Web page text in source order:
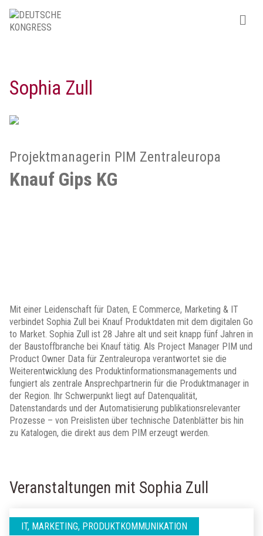
Sophia Zull
Projektmanagerin PIM Zentraleuropa
Knauf Gips KG
Mit einer Leidenschaft für Daten, E Commerce, Marketing & IT
verbindet Sophia Zull bei Knauf Produktdaten mit dem digitalen Go
to Market. Sophia Zull ist 28 Jahre alt und seit knapp fünf Jahren in
der Baustoffbranche bei Knauf tätig. Als Project Manager PIM und
Product Owner Data für Zentraleuropa verantwortet sie die
Weiterentwicklung des Produktinformationsmanagements und
fungiert als zentrale Ansprechpartnerin für die Produktmanager in
der Region. Ihr Schwerpunkt liegt auf Datenqualität,
Datenstandards und der Automatisierung publikationsrelevanter
Prozesse – von Preislisten über technische Datenblätter bis hin
zu Katalogen, die direkt aus dem PIM erzeugt werden.
Veranstaltungen mit Sophia Zull
IT, MARKETING, PRODUKTKOMMUNIKATION